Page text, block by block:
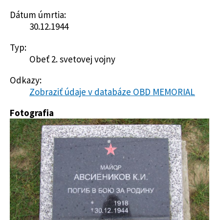
Dátum úmrtia:
30.12.1944
Typ:
Obeť 2. svetovej vojny
Odkazy:
Zobraziť údaje v databáze OBD MEMORIAL
Fotografia